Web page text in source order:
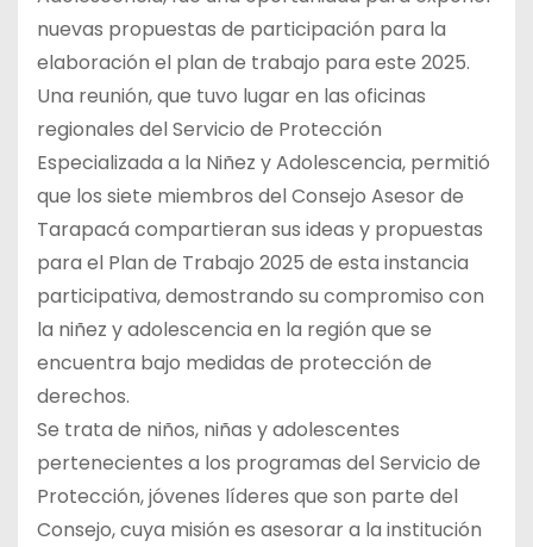
nuevas propuestas de participación para la
elaboración el plan de trabajo para este 2025.
Una reunión, que tuvo lugar en las oficinas
regionales del Servicio de Protección
Especializada a la Niñez y Adolescencia, permitió
que los siete miembros del Consejo Asesor de
Tarapacá compartieran sus ideas y propuestas
para el Plan de Trabajo 2025 de esta instancia
participativa, demostrando su compromiso con
la niñez y adolescencia en la región que se
encuentra bajo medidas de protección de
derechos.
Se trata de niños, niñas y adolescentes
pertenecientes a los programas del Servicio de
Protección, jóvenes líderes que son parte del
Consejo, cuya misión es asesorar a la institución